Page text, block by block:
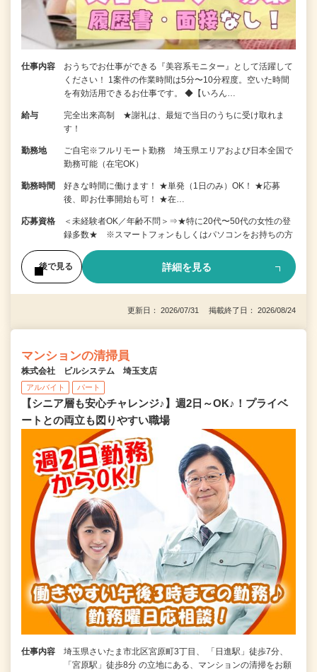
仕事内容
おうちでお仕事ができる『美容系モニター』として活躍して
ください！ 1案件の作業時間は5分〜10分程度。空いた時間
を有効活用できるお仕事です。 ◆【いろん…
給与
完全出来高制 ★謝礼は、最短で当日のうちに受け取れま
す！
勤務地
ご自宅※フルリモート勤務 埼玉県エリアおよび日本全国で
勤務可能（在宅OK）
勤務時間
好きな時間に働けます！ ★単発（1日のみ）OK！ ★応募
後、即お仕事開始も可！ ★在…
応募資格
＜未経験者OK／年齢不問＞⇒★特に20代〜50代の女性の登
録多数★ ※スマートフォンもしくはパソコンをお持ちの方
後で見る 詳細を見る
更新日： 2026/07/31 掲載終了日： 2026/08/24
マンションの清掃員
株式会社 ビルシステム 埼玉支店
アルバイト パート
【シニア層も安心チャレンジ♪】週2日～OK♪！プライベ
ートとの両立も図りやすい職場
仕事内容
埼玉県さいたま市北区宮原町3丁目、 「日進駅」徒歩7分、
「宮原駅」徒歩8分 の立地にある、マンションの清掃をお願